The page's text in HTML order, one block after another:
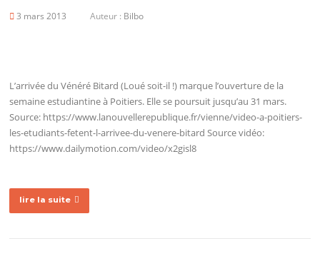
3 mars 2013 Auteur : Bilbo
L’arrivée du Vénéré Bitard (Loué soit-il !) marque l’ouverture de la
semaine estudiantine à Poitiers. Elle se poursuit jusqu’au 31 mars.
Source: https://www.lanouvellerepublique.fr/vienne/video-a-poitiers-
les-etudiants-fetent-l-arrivee-du-venere-bitard Source vidéo:
https://www.dailymotion.com/video/x2gisl8
lire la suite